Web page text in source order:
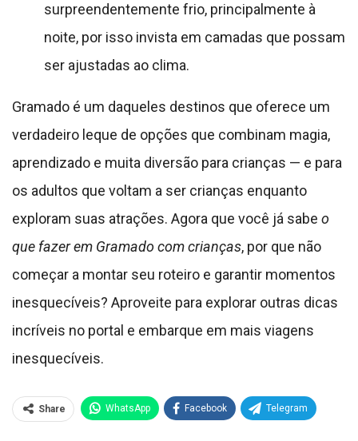
surpreendentemente frio, principalmente à
noite, por isso invista em camadas que possam
ser ajustadas ao clima.
Gramado é um daqueles destinos que oferece um
verdadeiro leque de opções que combinam magia,
aprendizado e muita diversão para crianças — e para
os adultos que voltam a ser crianças enquanto
exploram suas atrações. Agora que você já sabe o
que fazer em Gramado com crianças, por que não
começar a montar seu roteiro e garantir momentos
inesquecíveis? Aproveite para explorar outras dicas
incríveis no portal e embarque em mais viagens
inesquecíveis.
Share WhatsApp Facebook Telegram